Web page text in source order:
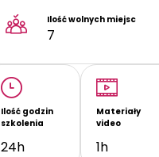
Ilość wolnych miejsc
7
Ilość godzin
szkolenia
24h
Materiały
video
1h